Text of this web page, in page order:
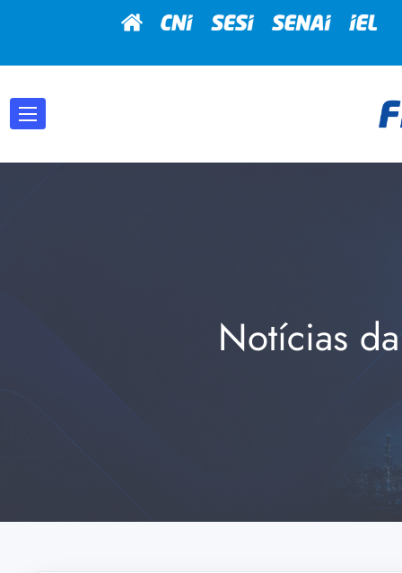
Notícias